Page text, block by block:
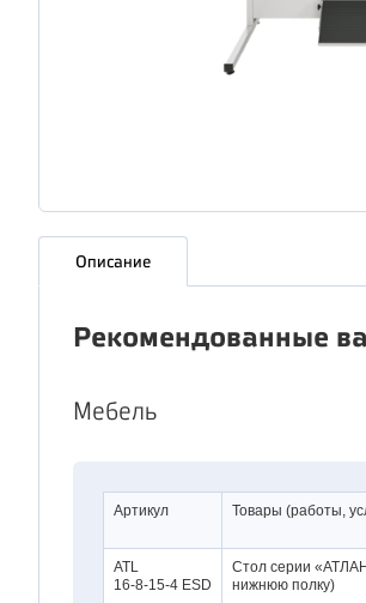
Описание
Рекомендованные
Мебель
Артикул Товары (работы,
ATL
16-8-15-4 ESD
Стол серии
нижнюю полку)